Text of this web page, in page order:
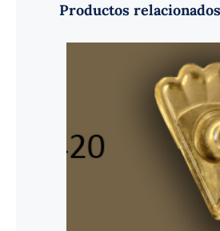
Productos relacionados